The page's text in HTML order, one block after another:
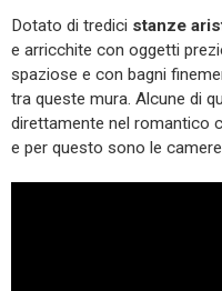
Dotato di tredici stanze
e arricchite con oggetti
spaziose e con bagni
tra queste mura. Alcune di
direttamente nel romantico
e per questo sono le